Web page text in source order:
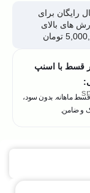
رایگان برای
های بالای
تومان
قسط با اسنپ
قسط ماهانه. بدون سود،
و ضامن.